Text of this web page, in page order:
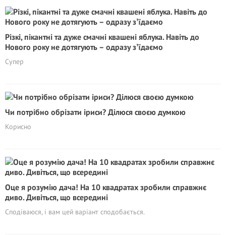
Різкі, пікантні та дуже смачні квашені яблука. Навіть до
Нового року не дотягують – одразу зʼїдаємо
Супер
Чи потрібно обрізати іриси? Ділюся своєю думкою
Корисно
Оце я розумію дача! На 10 квадратах зробили справжнє
диво. Дивіться, що всередині
Сподіваюся, і вам цей варіант сподобається.